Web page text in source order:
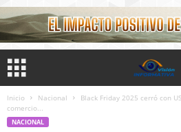
Inicio Nacional
Black Friday 2025 cerró con
comercio...
NACIONAL